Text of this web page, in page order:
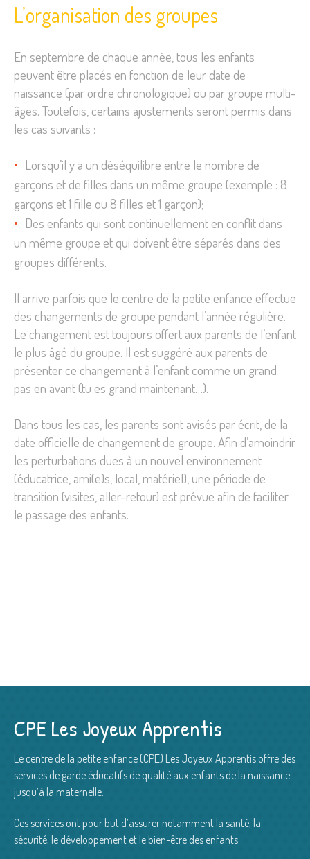
L’organisation des groupes
En septembre de chaque année, tous les enfants
peuvent être placés en fonction de leur date de
naissance (par ordre chronologique) ou par groupe multi-
âges. Toutefois, certains ajustements seront permis dans
les cas suivants :
Lorsqu’il y a un déséquilibre entre le nombre de
garçons et de filles dans un même groupe (exemple : 8
garçons et 1 fille ou 8 filles et 1 garçon);
Des enfants qui sont continuellement en conflit dans
un même groupe et qui doivent être séparés dans des
groupes différents.
Il arrive parfois que le centre de la petite enfance effectue
des changements de groupe pendant l’année régulière.
Le changement est toujours offert aux parents de l’enfant
le plus âgé du groupe. Il est suggéré aux parents de
présenter ce changement à l’enfant comme un grand
pas en avant (tu es grand maintenant…).
Dans tous les cas, les parents sont avisés par écrit, de la
date officielle de changement de groupe. Afin d’amoindrir
les perturbations dues à un nouvel environnement
(éducatrice, ami(e)s, local, matériel), une période de
transition (visites, aller-retour) est prévue afin de faciliter
le passage des enfants.
CPE Les Joyeux Apprentis
Le centre de la petite enfance (CPE) Les Joyeux Apprentis offre des
services de garde éducatifs de qualité aux enfants de la naissance
jusqu’à la maternelle.
Ces services ont pour but d’assurer notamment la santé, la
sécurité, le développement et le bien-être des enfants.